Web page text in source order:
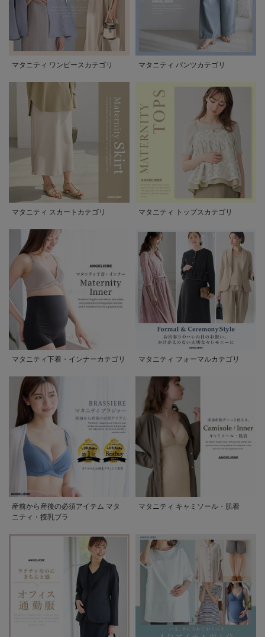
マタニティ ワンピースカテゴリ マタニティ パンツカテゴリ
マタニティ スカートカテゴリ マタニティ トップスカテゴリ
マタニティ下着・インナーカテゴリ マタニティ フォーマルカテゴリ
産前から産後の必須アイテム マタ
ニティ・授乳ブラ
マタニティ キャミソール・肌着